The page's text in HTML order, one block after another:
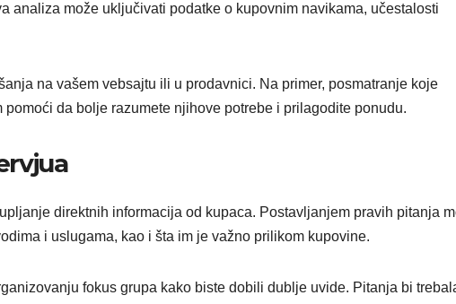
analiza može uključivati podatke o kupovnim navikama, učestalosti
na vašem vebsajtu ili u prodavnici. Na primer, posmatranje koje
da bolje razumete njihove potrebe i prilagodite ponudu.
direktnih informacija od kupaca. Postavljanjem pravih pitanja
i uslugama, kao i šta im je važno prilikom kupovine.
fokus grupa kako biste dobili dublje uvide. Pitanja bi